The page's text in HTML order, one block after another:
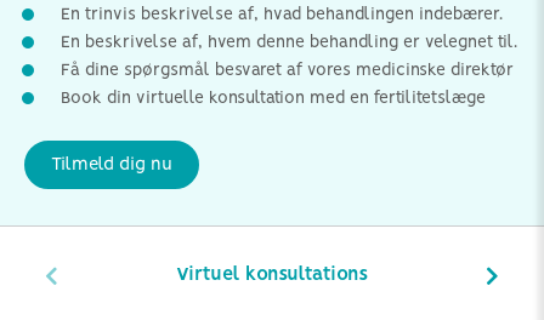
En trinvis beskrivelse af, hvad behandlingen indebærer.
En beskrivelse af, hvem denne behandling er velegnet til.
Få dine spørgsmål besvaret af vores medicinske direktør
Book din virtuelle konsultation med en fertilitetslæge
Tilmeld dig nu
Virtuel konsultations